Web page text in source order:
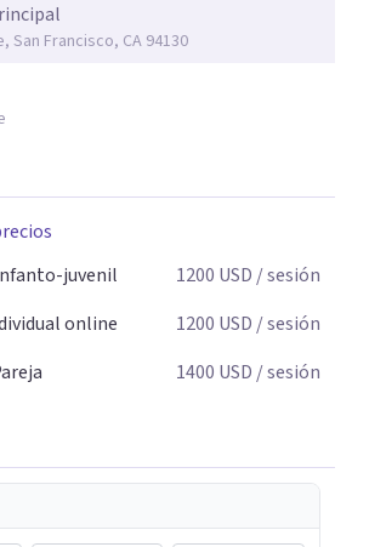
San Francisco, CA 94130
juvenil
1200 USD / sesión
online
1200 USD / sesión
1400 USD / sesión